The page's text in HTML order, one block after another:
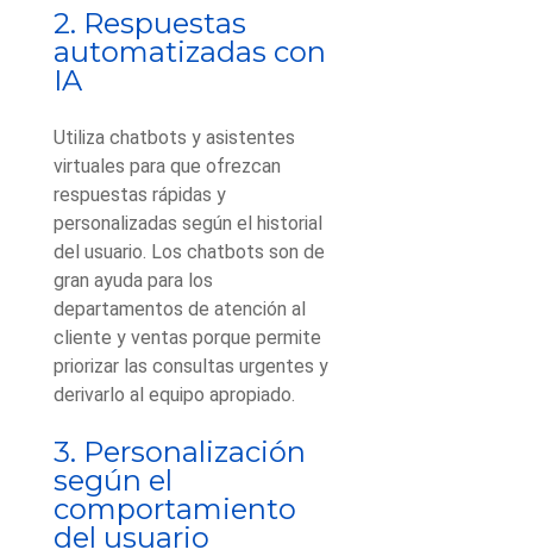
2. Respuestas
automatizadas con
IA
Utiliza chatbots y asistentes
virtuales para que ofrezcan
respuestas rápidas y
personalizadas según el historial
del usuario. Los chatbots son de
gran ayuda para los
departamentos de atención al
cliente y ventas porque permite
priorizar las consultas urgentes y
derivarlo al equipo apropiado.
3. Personalización
según el
comportamiento
del usuario